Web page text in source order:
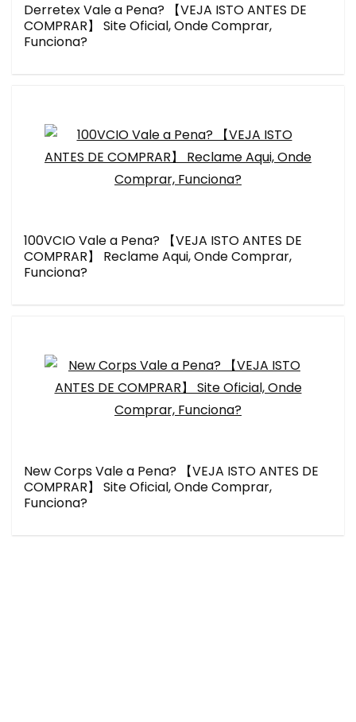
Derretex Vale a Pena? 【VEJA ISTO ANTES DE
COMPRAR】 Site Oficial, Onde Comprar,
Funciona?
100VCIO Vale a Pena? 【VEJA ISTO ANTES DE
COMPRAR】 Reclame Aqui, Onde Comprar,
Funciona?
New Corps Vale a Pena? 【VEJA ISTO ANTES DE
COMPRAR】 Site Oficial, Onde Comprar,
Funciona?